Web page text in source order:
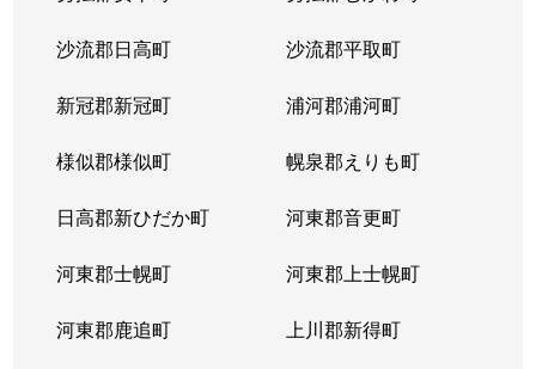
沙流郡日高町 沙流郡平取町
新冠郡新冠町 浦河郡浦河町
様似郡様似町 幌泉郡えりも町
日高郡新ひだか町 河東郡音更町
河東郡士幌町 河東郡上士幌町
河東郡鹿追町 上川郡新得町